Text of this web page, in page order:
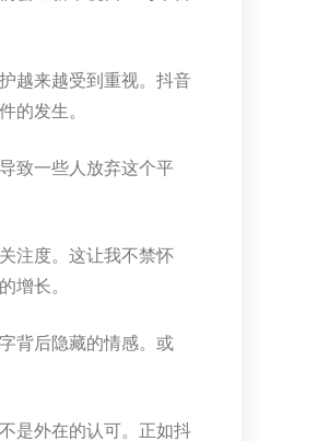
越来越受到重视。抖音
的发生。
致一些人放弃这个平
注度。这让我不禁怀
增长。
背后隐藏的情感。或
是外在的认可。正如抖